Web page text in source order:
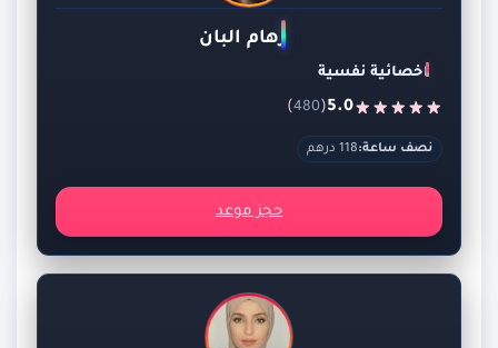
رهام البان
اخصائية نفسية
5.0
(
480
)
نصف ساعة:118 درهم
حجز موعد